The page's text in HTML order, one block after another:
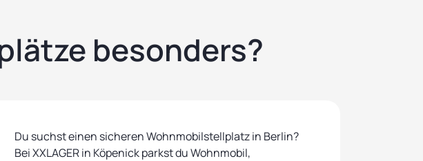
besonders?
Du suchst einen sicheren Wohnmobilstellplatz in Berlin?
Bei XXLAGER in Köpenick parkst du Wohnmobil,